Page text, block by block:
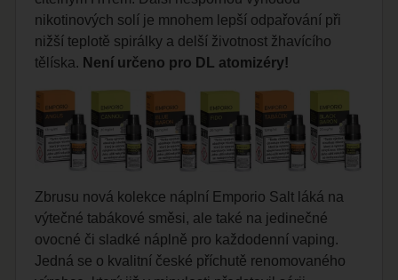
nikotinových solí je mnohem lepší odpařování při
nižší teplotě spirálky a delší životnost žhavícího
tělíska. Není určeno pro DL atomizéry!
Zbrusu nová kolekce náplní Emporio Salt láká na
výtečné tabákové směsi, ale také na jedinečné
ovocné či sladké náplně pro každodennívaping.
Jedná se o kvalitní české příchutě renomovaného